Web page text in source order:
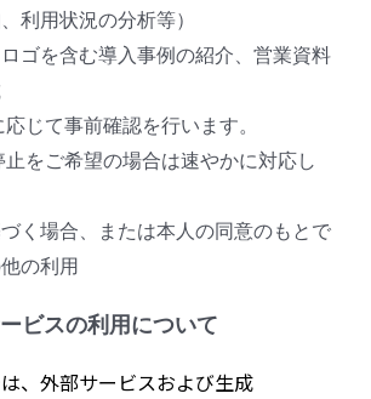
利用状況の分析等）
ゴを含む導入事例の紹介、営業資料
じて事前確認を行います。
をご希望の場合は速やかに対応し
く場合、または本人の同意のもとで
の利用
ビスの利用について
、外部サービスおよび生成